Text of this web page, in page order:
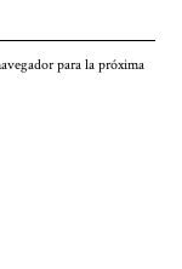
para la próxima